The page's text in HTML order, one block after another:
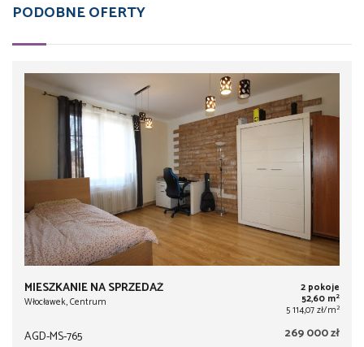
PODOBNE OFERTY
MIESZKANIE NA SPRZEDAŻ
Włocławek, Centrum
2 pokoje
52,60 m2
5 114,07 zł/m2
AGD-MS-765 269 000 zł